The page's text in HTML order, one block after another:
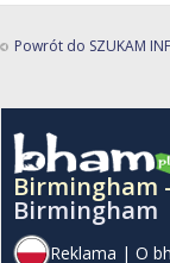
Powrót do SZUKAM
Birmingham -
Birmingham
Reklama | O